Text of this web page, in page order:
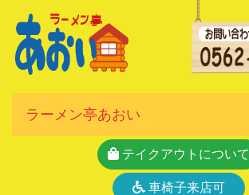
ラーメン亭あおい
テイクアウトについて
車椅子来店可